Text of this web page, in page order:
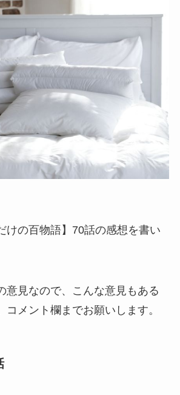
けの百物語】70話の感想を書い
意見なので、こんな意見もある
コメント欄までお願いします。